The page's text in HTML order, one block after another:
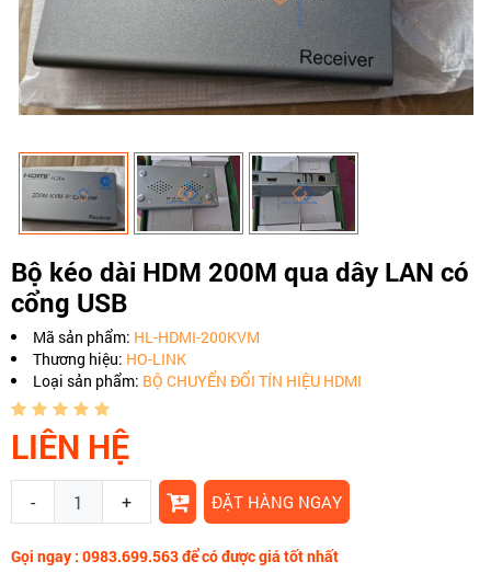
​Bộ kéo dài HDM 200M qua dây LAN có
cổng USB
Mã sản phẩm: HL-HDMI-200KVM
Thương hiệu: HO-LINK
Loại sản phẩm: BỘ CHUYỂN ĐỔI TÍN HIỆU HDMI
LIÊN HỆ
- + ĐẶT HÀNG NGAY
Gọi ngay : 0983.699.563 để có được giá tốt nhất